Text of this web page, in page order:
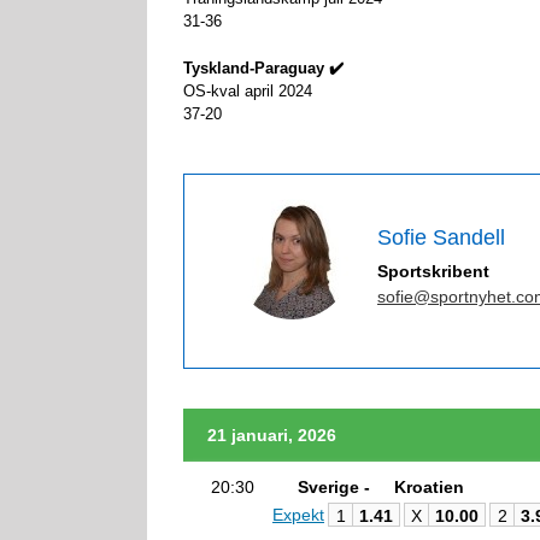
31-36
Tyskland-Paraguay ✔️
OS-kval april 2024
37-20
Sofie Sandell
Sportskribent
21 januari, 2026
20:30 Sverige -
Kroatien
Expekt
1 1.41 X 10.00 2